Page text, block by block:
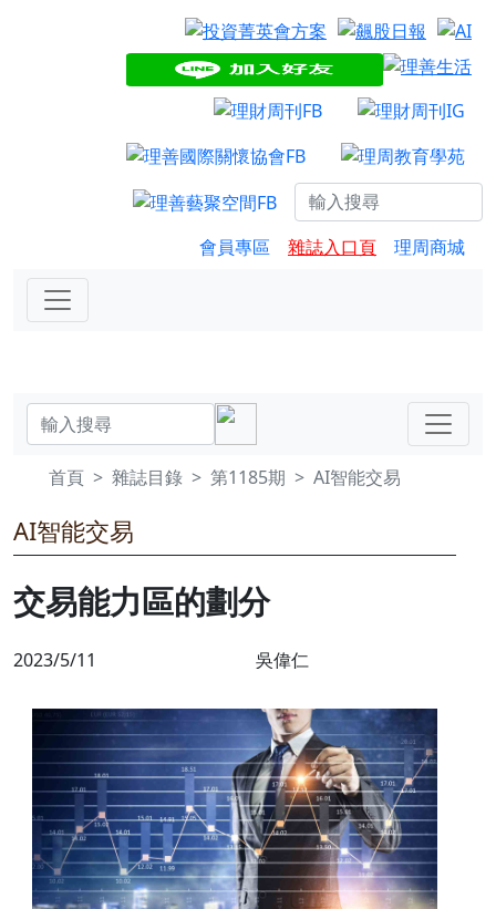
會員專區 雜誌入口頁 理周商城
首頁 雜誌目錄 第1185期 AI智能交易
AI智能交易
交易能力區的劃分
2023/5/11 吳偉仁